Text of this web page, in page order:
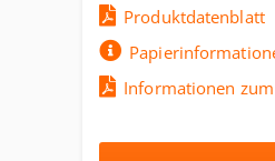
Produktdatenblatt
Informationen